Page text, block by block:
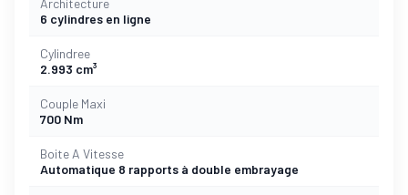
Architecture
6 cylindres en ligne
Cylindree
2.993 cm³
Couple Maxi
700 Nm
Boite A Vitesse
Automatique 8 rapports à double embrayage